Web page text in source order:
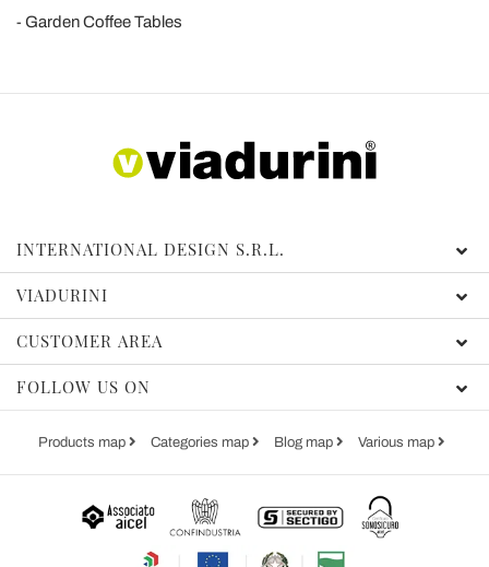
Garden Coffee Tables
INTERNATIONAL DESIGN S.R.L.
VIADURINI
CUSTOMER AREA
FOLLOW US ON
Products map Categories map Blog map Various map